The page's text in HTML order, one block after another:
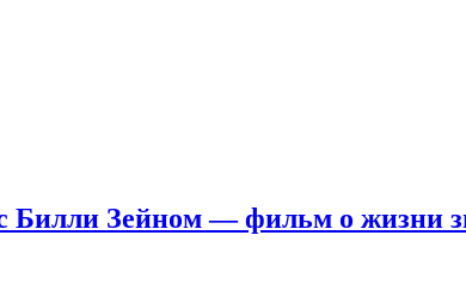
Билли Зейном — фильм о жизни